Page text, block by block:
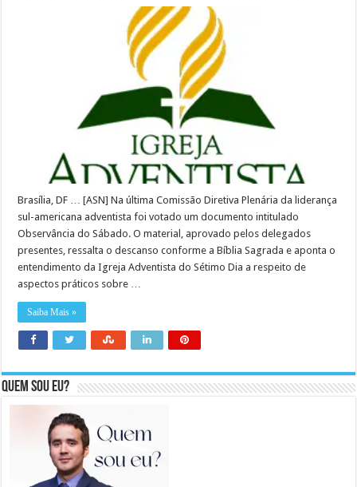
Brasília, DF … [ASN] Na última Comissão Diretiva Plenária da liderança
sul-americana adventista foi votado um documento intitulado
Observância do Sábado. O material, aprovado pelos delegados
presentes, ressalta o descanso conforme a Bíblia Sagrada e aponta o
entendimento da Igreja Adventista do Sétimo Dia a respeito de
aspectos práticos sobre …
Saiba Mais »
Quem sou eu?